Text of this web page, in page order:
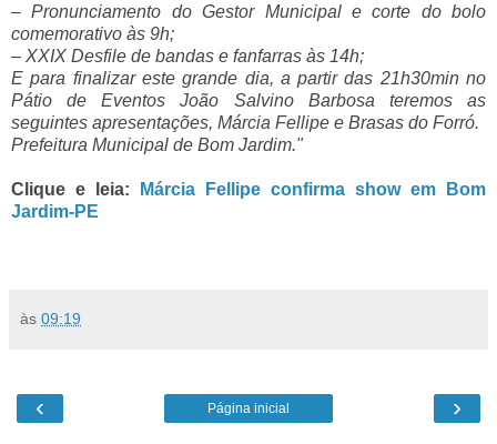
– Pronunciamento do Gestor Municipal e corte do bolo
comemorativo às 9h;
– XXIX Desfile de bandas e fanfarras às 14h;
E para finalizar este grande dia, a partir das 21h30min no
Pátio de Eventos João Salvino Barbosa teremos as
seguintes apresentações, Márcia Fellipe e Brasas do Forró.
Prefeitura Municipal de Bom Jardim."
Clique e leia:
Márcia Fellipe confirma show em Bom
Jardim-PE
às 09:19
‹ ›
Página inicial